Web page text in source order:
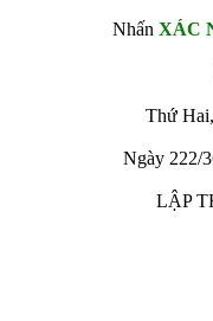
Nhấn XÁC
Thứ
Ngày 222/
LẬP